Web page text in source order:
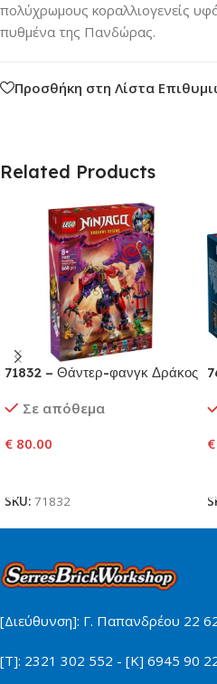
πολύχρωμους κοραλλιογενείς
πυθμένα της Πανδώρας.
Προσθήκη στη Λίστα
Related Products
71832 – Θάντερ-φανγκ Δράκος
Σε απόθεμα
€ 80.00
SKU: 71832
€
[Διεύθυνση]: Γ. Παπανδρέου 22
[Τ]: 2321 302 552 - [Κ] 6945 90